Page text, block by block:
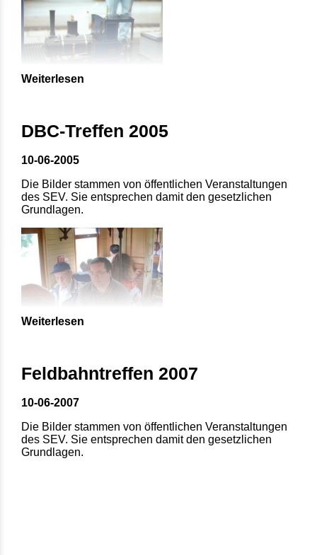
Weiterlesen
DBC-Treffen 2005
10-06-2005
Die Bilder stammen von öffentlichen Veranstaltungen
des SEV. Sie entsprechen damit den gesetzlichen
Grundlagen.
Weiterlesen
Feldbahntreffen 2007
10-06-2007
Die Bilder stammen von öffentlichen Veranstaltungen
des SEV. Sie entsprechen damit den gesetzlichen
Grundlagen.